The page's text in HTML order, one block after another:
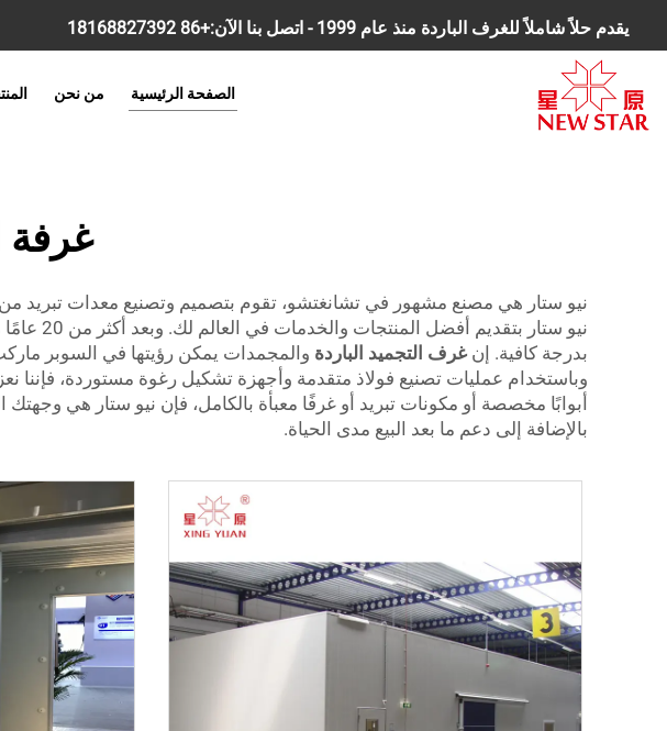
يقدم حلاً شاملاً للغرف الباردة منذ عام 1999 - اتصل بنا الآن: +86 18168827392
الصفحة الرئيسية من نحن
غرفة
بدرجة كافية. إن غرف التجميد الباردة والمجمدات يمكن رؤيتها في السوبر
وباستخدام عمليات تصنيع فولاذ متقدمة وأجهزة تشكيل رغوة مستوردة، فإننا
أبوابًا مخصصة أو مكونات تبريد أو غرفًا معبأة بالكامل، فإن نيو ستار هي
بالإضافة إلى دعم ما بعد البيع مدى الحياة.